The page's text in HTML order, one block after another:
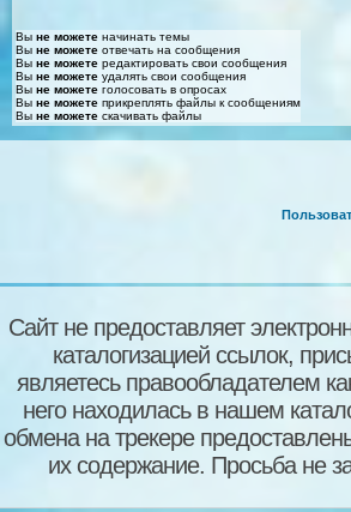
Вы не можете начинать темы
Вы не можете отвечать на сообщения
Вы не можете редактировать свои сообщения
Вы не можете удалять свои сообщения
Вы не можете голосовать в опросах
Вы не можете прикреплять файлы к сообщениям
Вы не можете скачивать файлы
Сайт не предоставляет
каталогизацией ссылок,
являетесь правообладателем
него находилась в нашем
обмена на трекере
их содержание. Просьба не